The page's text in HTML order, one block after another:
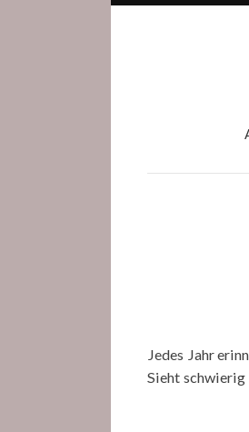
Jedes Jahr
Sieht schwierig